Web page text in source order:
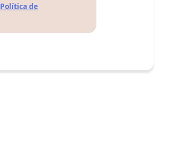
Política de